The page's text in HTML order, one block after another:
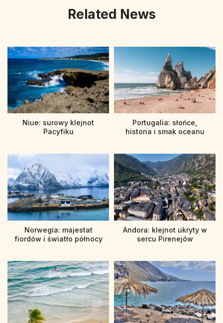
Related News
Niue: surowy klejnot
Pacyfiku
Portugalia: słońce,
historia i smak oceanu
Norwegia: majestat
fiordów i światło północy
Andora: klejnot ukryty w
sercu Pirenejów